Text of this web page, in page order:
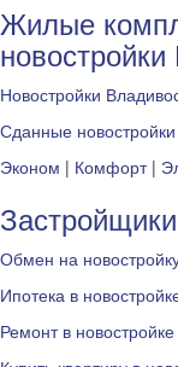
Жилые
Новостройки
Сданные новостройки
Эконом | Комфорт|
Обмен на
Ипотека в
Ремонт в новостройке